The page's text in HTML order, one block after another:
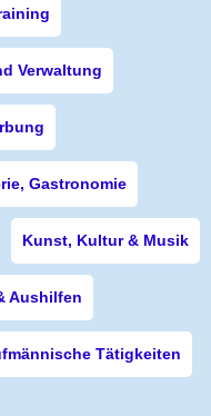
Verwaltung
Gastronomie
Kunst, Kultur & Musik
Aushilfen
Tätigkeiten